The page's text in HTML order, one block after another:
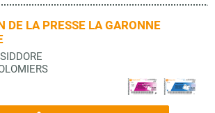
DE LA PRESSE LA GARONNE